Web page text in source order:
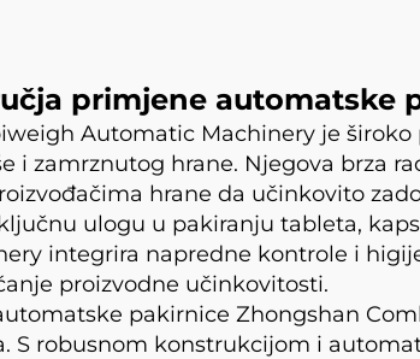
primjene automatske
Automatic Machinery je
i zamrznutog hrane. Njegova brza
hrane da učinkovito
ulogu u pakiranju tableta,
integrira napredne kontrole i
proizvodne učinkovitosti.
pakirnice Zhongshan
robusnom konstrukcijom i